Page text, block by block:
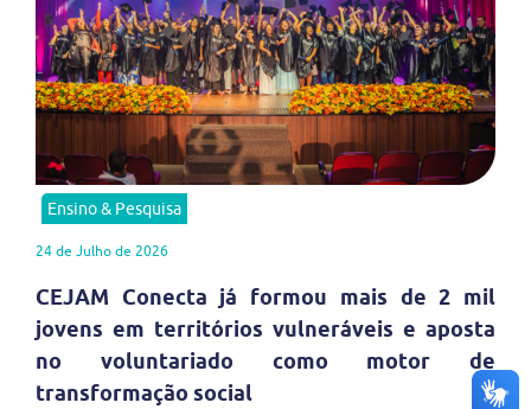
Ensino & Pesquisa
24 de Julho de 2026
CEJAM Conecta já formou mais de 2 mil
jovens em territórios vulneráveis e aposta
no voluntariado como motor de
transformação social